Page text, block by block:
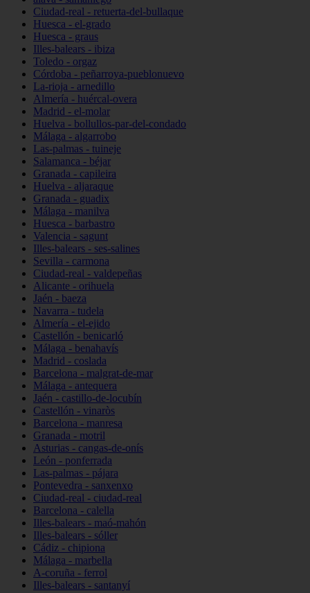
Ciudad-real - retuerta-del-bullaque
Huesca - el-grado
Huesca - graus
Illes-balears - ibiza
Toledo - orgaz
Córdoba - peñarroya-pueblonuevo
La-rioja - arnedillo
Almería - huércal-overa
Madrid - el-molar
Huelva - bollullos-par-del-condado
Málaga - algarrobo
Las-palmas - tuineje
Salamanca - béjar
Granada - capileira
Huelva - aljaraque
Granada - guadix
Málaga - manilva
Huesca - barbastro
Valencia - sagunt
Illes-balears - ses-salines
Sevilla - carmona
Ciudad-real - valdepeñas
Alicante - orihuela
Jaén - baeza
Navarra - tudela
Almería - el-ejido
Castellón - benicarló
Málaga - benahavís
Madrid - coslada
Barcelona - malgrat-de-mar
Málaga - antequera
Jaén - castillo-de-locubín
Castellón - vinaròs
Barcelona - manresa
Granada - motril
Asturias - cangas-de-onís
León - ponferrada
Las-palmas - pájara
Pontevedra - sanxenxo
Ciudad-real - ciudad-real
Barcelona - calella
Illes-balears - maó-mahón
Illes-balears - sóller
Cádiz - chipiona
Málaga - marbella
A-coruña - ferrol
Illes-balears - santanyí